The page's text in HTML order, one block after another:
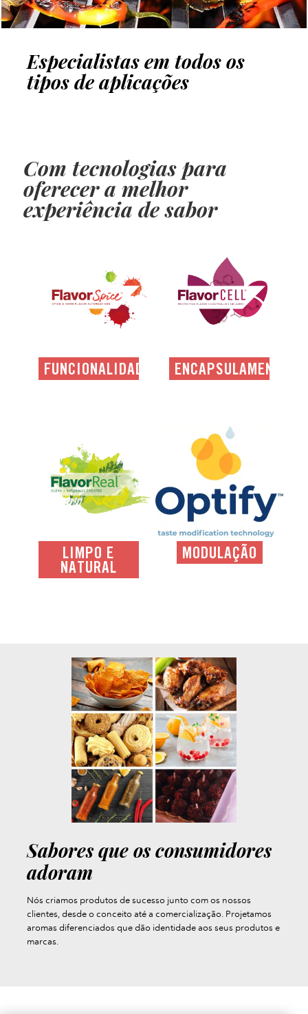
Especialistas em todos os
tipos de aplicações
Com tecnologias para
oferecer a melhor
experiência de sabor
FUNCIONALIDADE ENCAPSULAMENTO
LIMPO E
NATURAL
MODULAÇÃO
Sabores que os consumidores
adoram
Nós criamos produtos de sucesso junto com os nossos
clientes, desde o conceito até a comercialização. Projetamos
aromas diferenciados que dão identidade aos seus produtos e
marcas.